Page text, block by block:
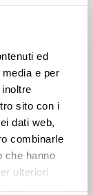
ed
e per
sito con i
dati web,
combinarle
che hanno
ulteriori
impostazioni